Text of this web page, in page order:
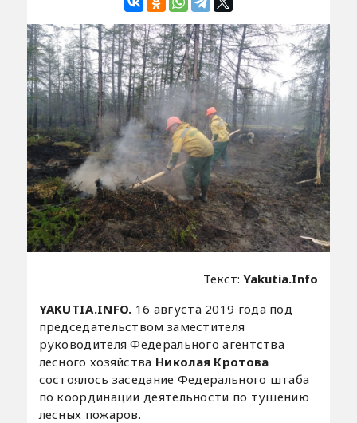
Текст:Yakutia.Info
YAKUTIA.INFO. 16 августа 2019 года под
председательством заместителя
руководителя Федерального агентства
лесного хозяйства Николая Кротова
состоялось заседание Федерального штаба
по координации деятельности по тушению
лесных пожаров.